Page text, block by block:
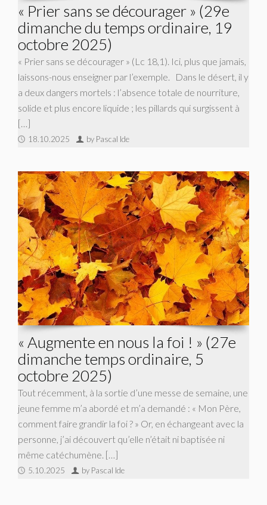
« Prier sans se décourager » (29e
dimanche du temps ordinaire, 19
octobre 2025)
« Prier sans se décourager » (Lc 18,1). Ici, plus que jamais,
laissons-nous enseigner par l’exemple. Dans le désert, il y
a deux dangers mortels : l’absence totale de nourriture,
solide et plus encore liquide ; les pillards qui surgissent à
[…]
18.10.2025 by Pascal Ide
« Augmente en nous la foi ! » (27e
dimanche temps ordinaire, 5
octobre 2025)
Tout récemment, à la sortie d’une messe de semaine, une
jeune femme m’a abordé et m’a demandé : « Mon Père,
comment faire grandir la foi ? » Or, en échangeant avec la
personne, j’ai découvert qu’elle n’était ni baptisée ni
même catéchumène. […]
5.10.2025 by Pascal Ide